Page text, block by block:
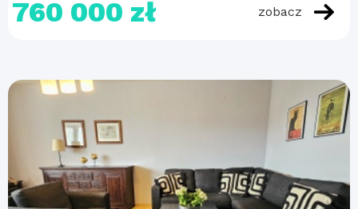
760 000 zł zobacz